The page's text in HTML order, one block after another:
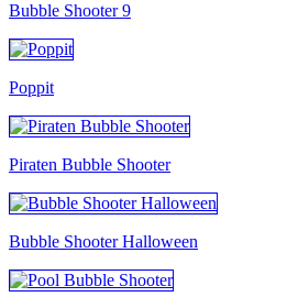
Bubble Shooter 9
Poppit
Piraten Bubble Shooter
Bubble Shooter Halloween